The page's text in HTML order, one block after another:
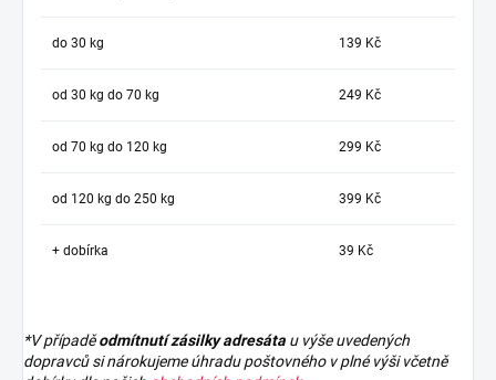
do 30 kg 139 Kč
od 30 kg do 70 kg 249 Kč
od 70 kg do 120 kg 299 Kč
od 120 kg do 250 kg 399 Kč
+ dobírka 39 Kč
*V případěodmítnutí zásilky adresáta u výše uvedených
dopravců si nárokujeme úhradu poštovného v plné výši včetně